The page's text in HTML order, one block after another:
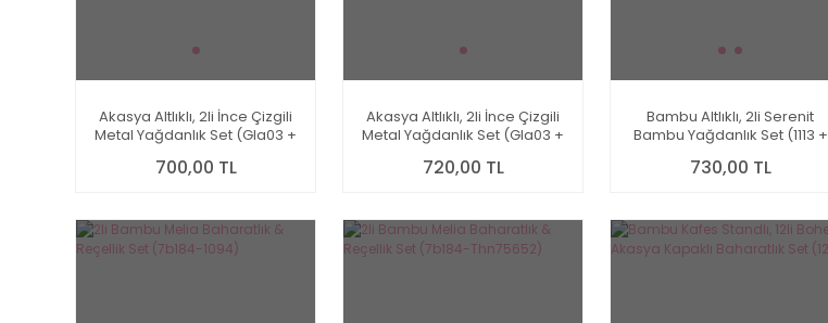
Akasya Altlıklı, 2li İnce Çizgili
Metal Yağdanlık Set (Gla03 +
700,00 TL
Akasya Altlıklı, 2li İnce Çizgili
Metal Yağdanlık Set (Gla03 +
720,00 TL
Bambu Altlıklı, 2li Serenit
Bambu Yağdanlık Set (1113 +
730,00 TL